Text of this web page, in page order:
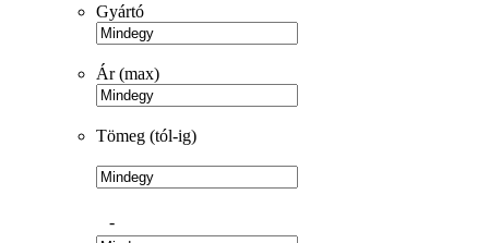
Gyártó
Ár (max)
Tömeg (tól-ig)
-